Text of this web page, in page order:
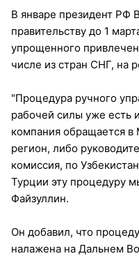
В январе президент РФ
правительству до 1
упрощенного
числе из стран СНГ, на
"Процедура ручного
рабочей силы уже есть
компания обращается
регион, либо
комиссия, по
Турции эту процедуру
Файзуллин.
Он добавил, что
налажена на Дальнем